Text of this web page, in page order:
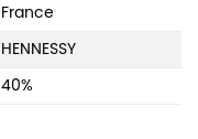
France
HENNESSY
40%